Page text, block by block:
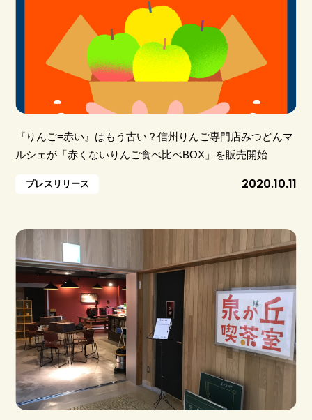
『りんご=赤い』はもう古い？信州りんご専門店みつどんマ
ルシェが「赤くないりんご食べ比べBOX」を販売開始
プレスリリース 2020.10.11